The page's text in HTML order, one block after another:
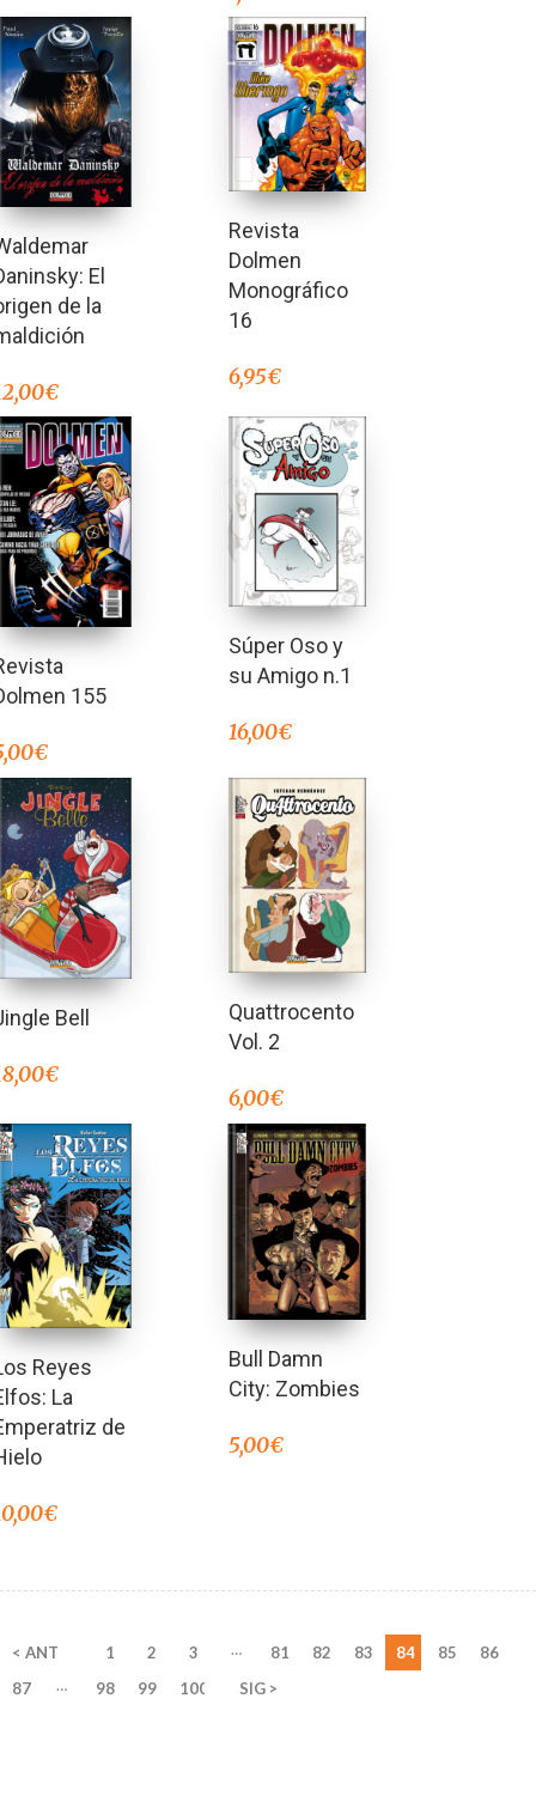
El
de la
€
Revista
Dolmen
Monográfico
16
6,95€
155
€
Súper Oso y
su Amigo n.1
16,00€
Bell
€
Quattrocento
Vol. 2
6,00€
Reyes
La
de
€
Bull Damn
City: Zombies
5,00€
< ANT 1 2 3 … 81 82 83 84 85
86
87
… 98 99 100 SIG >